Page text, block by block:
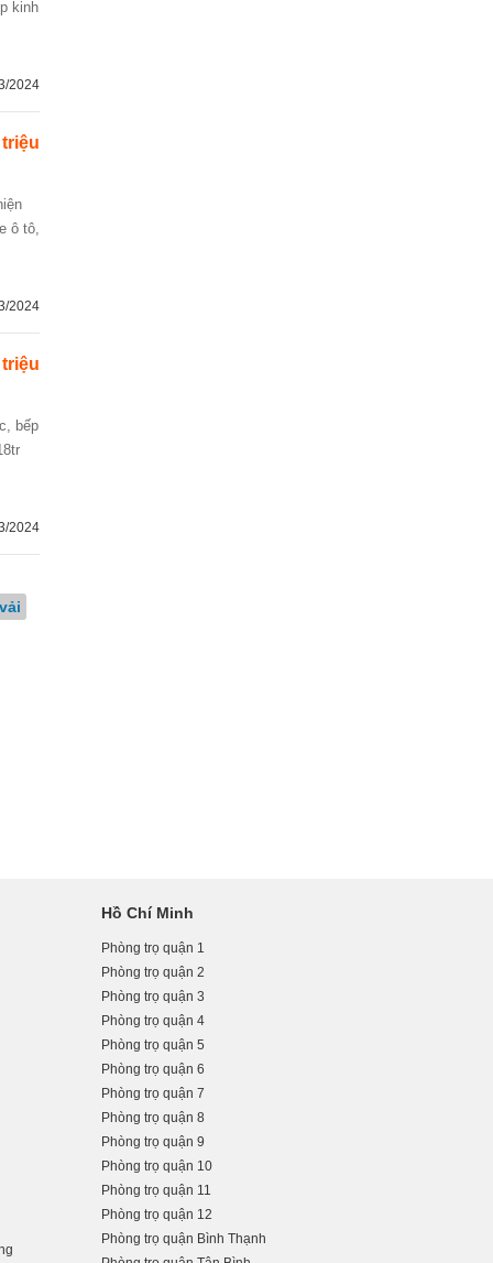
kinh
2024
ô tô,
2024
triệu
2024
Hồ Chí Minh
Phòng trọ quận 1
Phòng trọ quận 2
Phòng trọ quận 3
Phòng trọ quận 4
Phòng trọ quận 5
Phòng trọ quận 6
Phòng trọ quận 7
Phòng trọ quận 8
Phòng trọ quận 9
Phòng trọ quận 10
Phòng trọ quận 11
Phòng trọ quận 12
Phòng trọ quận Bình Thạnh